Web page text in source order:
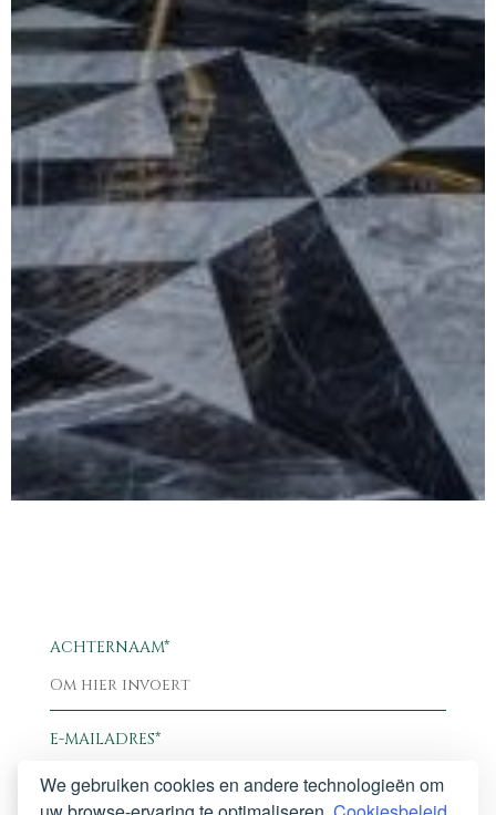
We gebruiken cookies en andere technologieën om
ACHTERNAAM*
E-MAILADRES*